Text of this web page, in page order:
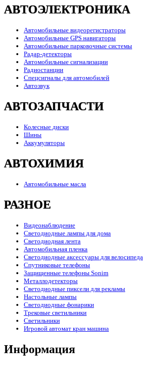
АВТОЭЛЕКТРОНИКА
Автомобильные видеорегистраторы
Автомобильные GPS навигаторы
Автомобильные парковочные системы
Радар-детекторы
Автомобильные сигнализации
Радиостанции
Спецсигналы для автомобилей
Автозвук
АВТОЗАПЧАСТИ
Колесные диски
Шины
Аккумуляторы
АВТОХИМИЯ
Автомобильные масла
РАЗНОЕ
Видеонаблюдение
Светодиодные лампы для дома
Светодиодная лента
Автомобильная пленка
Светодиодные аксессуары для велосипеда
Спутниковые телефоны
Защищенные телефоны Sonim
Металлодетекторы
Светодиодные пиксели для рекламы
Настольные лампы
Светодиодные фонарики
Трековые светильники
Светильники
Игровой автомат кран машина
Информация